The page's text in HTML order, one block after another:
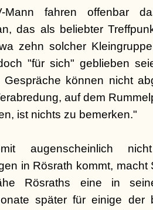
fahren offenbar
das als beliebter
zehn solcher
"für sich" geblieben
Gespräche können nicht
auf dem
ist nichts zu bemerken."
augenscheinlich
in Rösrath kommt, macht
Rösraths eine in
später für einige der